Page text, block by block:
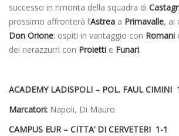
successo in rimonta della squadra di
prossimo affronterà l’Astrea a Primavalle, ai
Don Orione: ospiti in vantaggio con Romani
dei nerazzurri con Proietti e Funari.
ACADEMY LADISPOLI – POL. FAUL CIMINI
Marcatori: Napoli, Di Mauro
CAMPUS EUR – CITTA’ DI CERVETERI 1-1